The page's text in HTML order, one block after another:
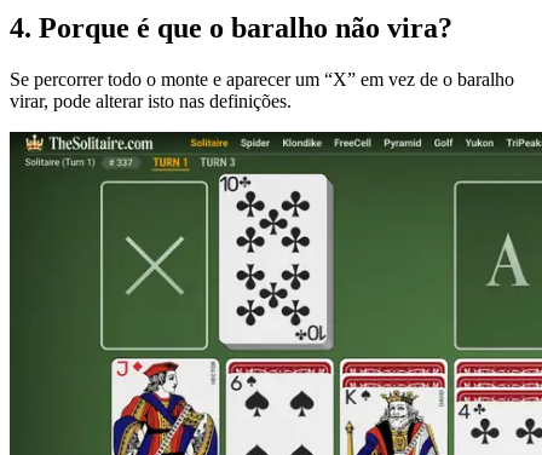
4. Porque é que o baralho não vira?
Se percorrer todo o monte e aparecer um “X” em vez de o baralho
virar, pode alterar isto nas definições.